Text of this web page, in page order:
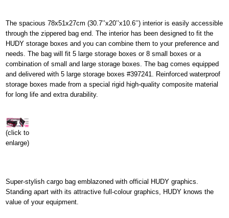
The spacious 78x51x27cm (30.7’’x20’’x10.6’’) interior is easily accessible
through the zippered bag end. The interior has been designed to fit the
HUDY storage boxes and you can combine them to your preference and
needs. The bag will fit 5 large storage boxes or 8 small boxes or a
combination of small and large storage boxes. The bag comes equipped
and delivered with 5 large storage boxes #397241. Reinforced waterproof
storage boxes made from a special rigid high-quality composite material
for long life and extra durability.
(click to
enlarge)
Super-stylish cargo bag emblazoned with official HUDY graphics.
Standing apart with its attractive full-colour graphics, HUDY knows the
value of your equipment.